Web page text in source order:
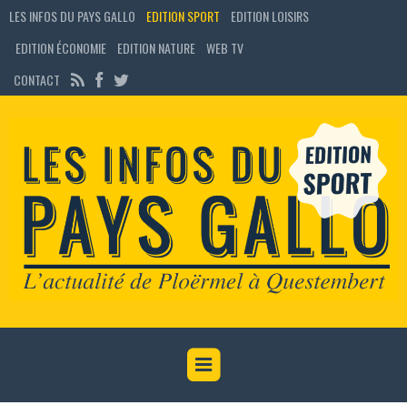
LES INFOS DU PAYS GALLO EDITION SPORT
EDITION LOISIRS
EDITION ÉCONOMIE
EDITION NATURE WEB TV
CONTACT